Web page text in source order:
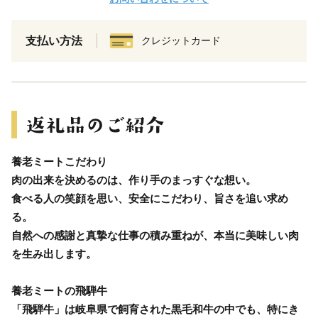
支払い方法 クレジットカード
養老ミートこだわり
肉の出来を決めるのは、作り手のまっすぐな想い。
食べる人の笑顔を思い、安全にこだわり、旨さを追い求め
る。
自然への感謝と真摯な仕事の積み重ねが、本当に美味しい肉
を生み出します。
養老ミートの飛騨牛
「飛騨牛」は岐阜県で飼育された黒毛和牛の中でも、特にき